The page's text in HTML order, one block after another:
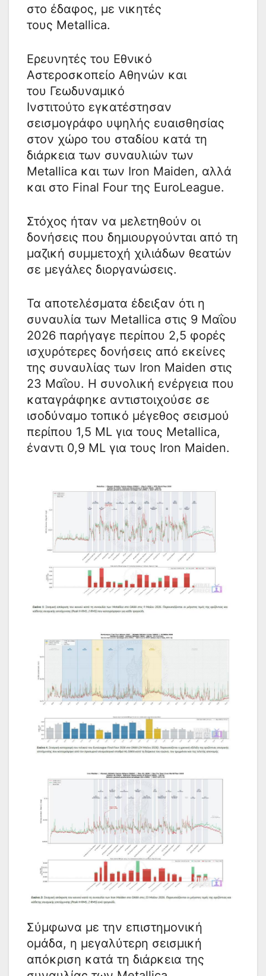
στο έδαφος, με νικητές
τους Metallica.
Ερευνητές του Εθνικό
Αστεροσκοπείο Αθηνών και
του Γεωδυναμικό
Ινστιτούτο εγκατέστησαν
σεισμογράφο υψηλής ευαισθησίας
στον χώρο του σταδίου κατά τη
διάρκεια των συναυλιών των
Metallica και των Iron Maiden, αλλά
και στο Final Four της EuroLeague.
Στόχος ήταν να μελετηθούν οι
δονήσεις που δημιουργούνται από τη
μαζική συμμετοχή χιλιάδων θεατών
σε μεγάλες διοργανώσεις.
Τα αποτελέσματα έδειξαν ότι η
συναυλία των Metallica στις 9 Μαΐου
2026 παρήγαγε περίπου 2,5 φορές
ισχυρότερες δονήσεις από εκείνες
της συναυλίας των Iron Maiden στις
23 Μαΐου. Η συνολική ενέργεια που
καταγράφηκε αντιστοιχούσε σε
ισοδύναμο τοπικό μέγεθος σεισμού
περίπου 1,5 ML για τους Metallica,
έναντι 0,9 ML για τους Iron Maiden.
Σύμφωνα με την επιστημονική
ομάδα, η μεγαλύτερη σεισμική
απόκριση κατά τη διάρκεια της